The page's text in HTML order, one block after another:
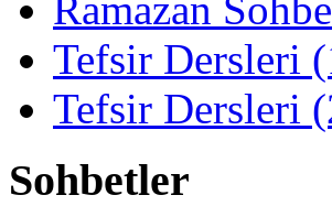
Tefsir Dersleri
Tefsir Dersleri
Sohbetler